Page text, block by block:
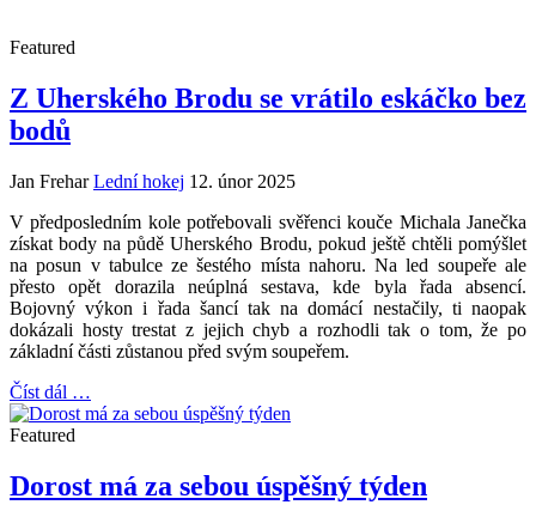
Featured
Z Uherského Brodu se vrátilo eskáčko bez
bodů
Jan Frehar Lední hokej 12. únor 2025
V předposledním kole potřebovali svěřenci kouče Michala Janečka
získat body na půdě Uherského Brodu, pokud ještě chtěli pomýšlet
na posun v tabulce ze šestého místa nahoru. Na led soupeře ale
přesto opět dorazila neúplná sestava, kde byla řada absencí.
Bojovný výkon i řada šancí tak na domácí nestačily, ti naopak
dokázali hosty trestat z jejich chyb a rozhodli tak o tom, že po
základní části zůstanou před svým soupeřem.
Číst dál …
Featured
Dorost má za sebou úspěšný týden